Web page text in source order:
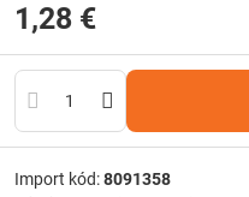
1,28 €
Import kód:8091358